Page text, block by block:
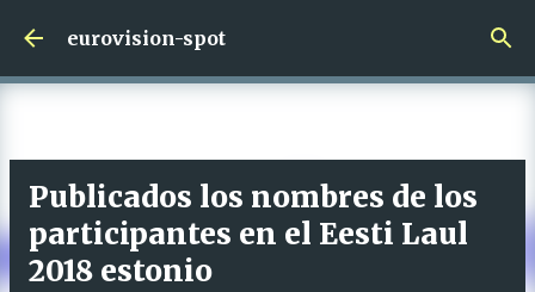
Ir al contenido principal
eurovision-spot
Publicados los nombres de los
participantes en el Eesti Laul
2018 estonio